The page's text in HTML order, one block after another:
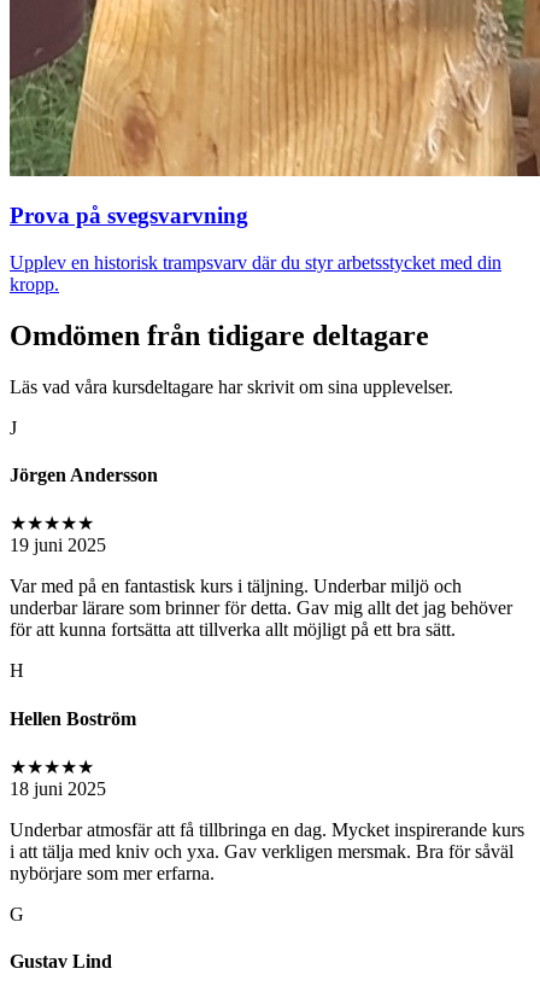
Prova på svegsvarvning
Upplev en historisk trampsvarv där du styr arbetsstycket med din
kropp.
Omdömen från tidigare deltagare
Läs vad våra kursdeltagare har skrivit om sina upplevelser.
J
Jörgen Andersson
★★★★★
19 juni 2025
Var med på en fantastisk kurs i täljning. Underbar miljö och
underbar lärare som brinner för detta. Gav mig allt det jag behöver
för att kunna fortsätta att tillverka allt möjligt på ett bra sätt.
H
Hellen Boström
★★★★★
18 juni 2025
Underbar atmosfär att få tillbringa en dag. Mycket inspirerande kurs
i att tälja med kniv och yxa. Gav verkligen mersmak. Bra för såväl
nybörjare som mer erfarna.
G
Gustav Lind